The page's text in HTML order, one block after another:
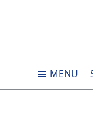
MENU